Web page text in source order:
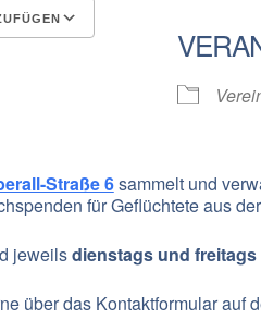
Google Kalender
Straße 6sammelt und
für Geflüchtete aus
jeweilsdienstags und freitags
über das Kontaktformular auf